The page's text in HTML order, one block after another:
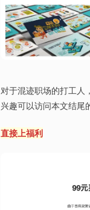
对于混迹职场的打工人
兴趣可以访问本文结尾
直接上福利